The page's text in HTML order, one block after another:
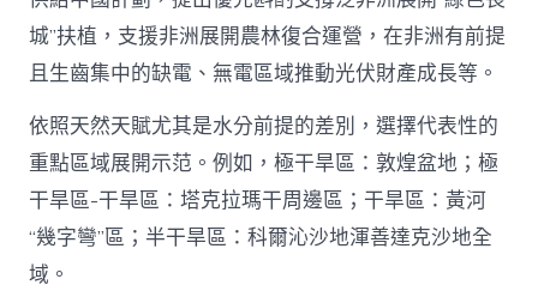
城”扶植，支援非洲展開農林復合運營，在非洲有前提
且生齒集中的缺電、無電區域推動光伏財產成長等。
依照天然天賦尤其是水分前提的差別，選擇代表性的
重點區域展開示范。例如，極干旱區：敦煌盆地；極
干旱區-干旱區：塔克拉瑪干周邊區；干旱區：黃河
“幾字彎”區；半干旱區：科爾沁沙地渾善達克沙地全
域。